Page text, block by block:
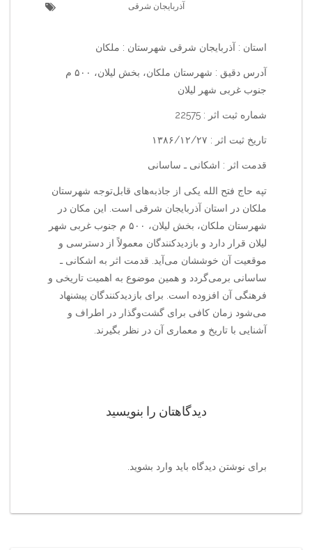
آذربایجان شرقی
استان : آذربایجان شرقی شهرستان : ملکان
آدرس دقیق : شهرستان ملکان، بخش لیلان، ۵۰۰ م
جنوب غربی شهر لیلان
شماره ثبت اثر : 22575
تاریخ ثبت اثر : ۱۳۸۶/۱۲/۲۷
قدمت اثر : اشکانی ـ ساسانی
تپه حاج فتح الله یکی از جاذبه‌های قابل‌توجه شهرستان
ملکان در استان آذربایجان شرقی است. این مکان در
شهرستان ملکان، بخش لیلان، ۵۰۰ م جنوب غربی شهر
لیلان قرار دارد و بازدیدکنندگان معمولاً از دسترسی و
موقعیت آن خوششان می‌آید. قدمت اثر به اشکانی ـ
ساسانی برمی‌گردد و همین موضوع به اهمیت تاریخی و
فرهنگی آن افزوده است. برای بازدیدکنندگان پیشنهاد
می‌شود زمان کافی برای گشت‌وگذار در اطراف و
آشنایی با تاریخ و معماری آن در نظر بگیرند.
دیدگاهتان را بنویسید
برای نوشتن دیدگاه باید وارد بشوید